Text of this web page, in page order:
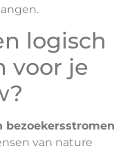
logisch
voor je
bezoekersstromen
van nature